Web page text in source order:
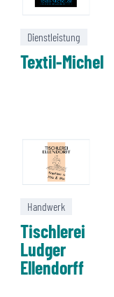
Dienstleistung
Textil-Michel
Handwerk
Tischlerei
Ludger
Ellendorff